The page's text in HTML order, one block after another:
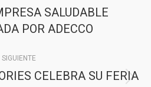
Publicación
anterior:
SALUDABLE
POR ADECCO
SIGUIENTE
Publicación
CELEBRA SU FERIA